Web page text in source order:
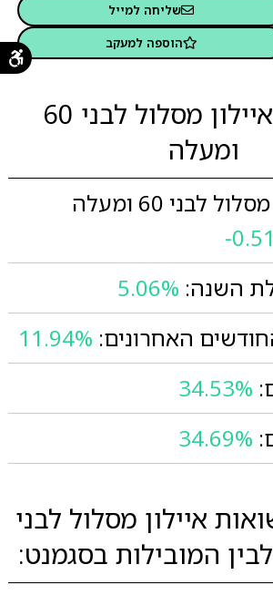
שליחה למייל
הוספה למעקב
תשואות איילון מסלול לבני 60
ומעלה
תשואה איילון מסלול לבני 60 ומעלה
-
השנה: 5.06%
11.94%
34.53%
34.69%
איילון מסלול לבני